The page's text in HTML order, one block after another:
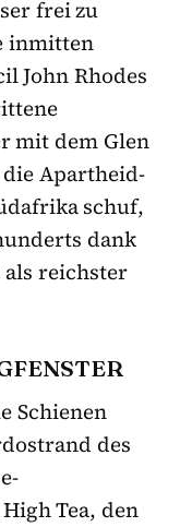
frei zu
inmitten
John Rhodes
mit dem Glen
Apartheid-
schuf,
dank
reichster
Schienen
des
Tea, den